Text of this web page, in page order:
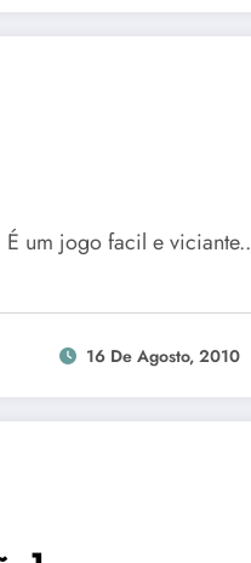
um jogo facil e viciante..
16 De Agosto, 2010